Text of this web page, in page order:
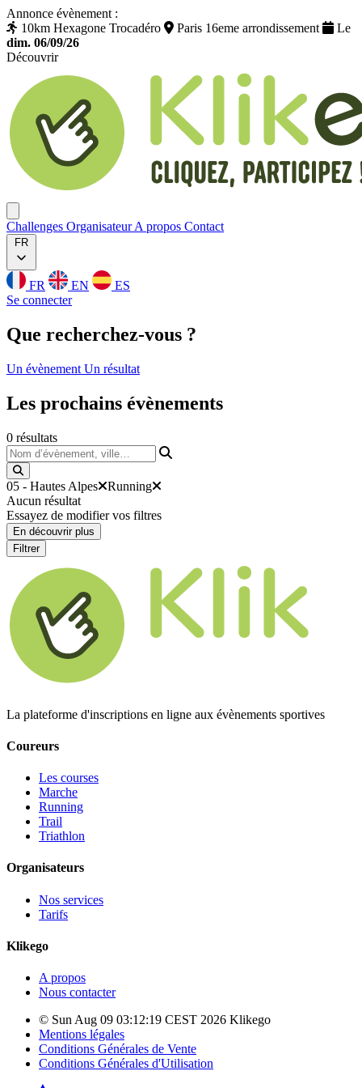
Annonce évènement :
10km Hexagone Trocadéro
Paris 16eme arrondissement
Le
dim. 06/09/26
Découvrir
Challenges OrganisateurA propos Contact
FR
FR EN
ES
Se connecter
Que recherchez-vous ?
Un évènement Un résultat
Les prochains évènements
0 résultats
Nom d’évènement, ville…
05 - Hautes Alpes
Running
Aucun résultat
Essayez de modifier vos filtres
En découvrir plus
Filtrer
La plateforme d'inscriptions en ligne aux évènements sportives
Coureurs
Les courses
Marche
Running
Trail
Triathlon
Organisateurs
Nos services
Tarifs
Klikego
A propos
Nous contacter
© Sun Aug 09 03:12:19 CEST 2026 Klikego
Mentions légales
Conditions Générales de Vente
Conditions Générales d'Utilisation